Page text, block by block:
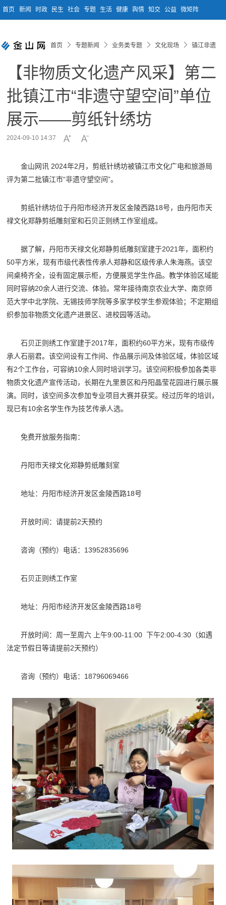
首页 新闻 时政 民生 社会 专题 生活 健康 舆情 知交 公益 微矩阵
首页 专题新闻 业务类专题 文化现场 镇江非遗
【非物质文化遗产风采】第二
批镇江市“非遗守望空间”单位
展示——剪纸针绣坊
2024-09-10 14:37
金山网讯 2024年2月，剪纸针绣坊被镇江市文化广电和旅游局
评为第二批镇江市“非遗守望空间”。
剪纸针绣坊位于丹阳市经济开发区金陵西路18号，由丹阳市天
禄文化郑静剪纸雕刻室和石贝正则绣工作室组成。
据了解，丹阳市天禄文化郑静剪纸雕刻室建于2021年，面积约
50平方米，现有市级代表性传承人郑静和区级传承人朱海燕。该空
间桌椅齐全，设有固定展示柜，方便展览学生作品。教学体验区域能
同时容纳20余人进行交流、体验。常年接待南京农业大学、南京师
范大学中北学院、无锡技师学院等多家学校学生参观体验；不定期组
织参加非物质文化遗产进景区、进校园等活动。
石贝正则绣工作室建于2017年，面积约60平方米，现有市级传
承人石丽君。该空间设有工作间、作品展示间及体验区域，体验区域
有2个工作台，可容纳10余人同时培训学习。该空间积极参加各类非
物质文化遗产宣传活动，长期在九里景区和丹阳晶莹花园进行展示展
演。同时，该空间多次参加专业项目大赛并获奖。经过历年的培训，
现已有10余名学生作为技艺传承人选。
免费开放服务指南：
丹阳市天禄文化郑静剪纸雕刻室
地址：丹阳市经济开发区金陵西路18号
开放时间：请提前2天预约
咨询（预约）电话：13952835696
石贝正则绣工作室
地址：丹阳市经济开发区金陵西路18号
开放时间：周一至周六 上午9:00-11:00 下午2:00-4:30（如遇
法定节假日等请提前2天预约）
咨询（预约）电话：18796069466